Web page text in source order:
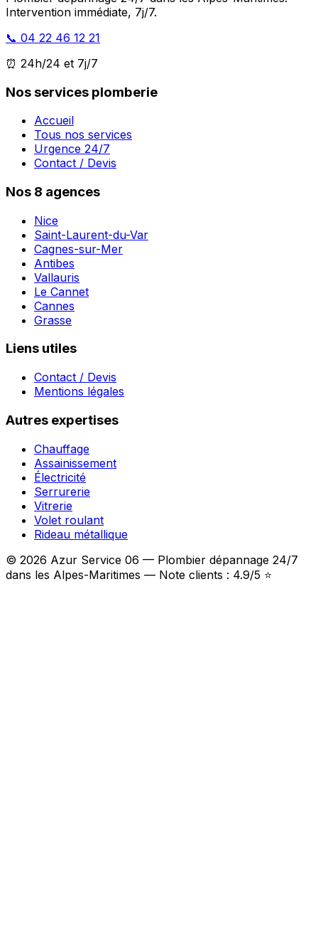
Intervention immédiate, 7j/7.
📞 04 22 46 12 21
⏰ 24h/24 et 7j/7
Nos services plomberie
Accueil
Tous nos services
Urgence 24/7
Contact / Devis
Nos 8 agences
Nice
Saint-Laurent-du-Var
Cagnes-sur-Mer
Antibes
Vallauris
Le Cannet
Cannes
Grasse
Liens utiles
Contact / Devis
Mentions légales
Autres expertises
Chauffage
Assainissement
Électricité
Serrurerie
Vitrerie
Volet roulant
Rideau métallique
© 2026 Azur Service 06 — Plombier dépannage 24/7
dans les Alpes-Maritimes — Note clients : 4.9/5 ⭐